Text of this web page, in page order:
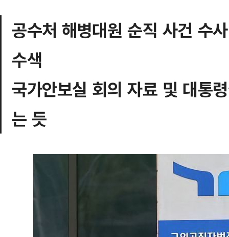
공수처 해병대원 순직 사건 수
수색
국가안보실 회의 자료 및 대통
는 듯